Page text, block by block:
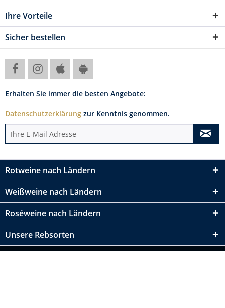
Ihre Vorteile
Sicher bestellen
Erhalten Sie immer die besten Angebote:
Datenschutzerklärung zur Kenntnis genommen.
Rotweine nach Ländern
Weißweine nach Ländern
Roséweine nach Ländern
Unsere Rebsorten